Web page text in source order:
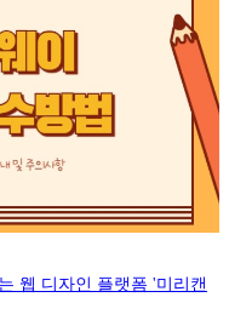
웹 디자인 플랫폼 '미리캔